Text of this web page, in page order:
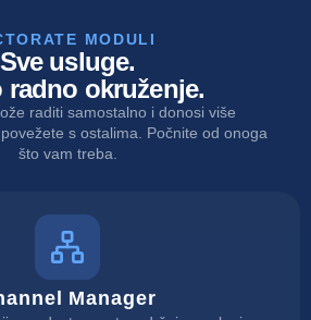
MODULI
Sve usluge.
radno okruženje.
raditi samostalno i donosi više
s ostalima. Počnite od onoga
što vam treba.
Manager